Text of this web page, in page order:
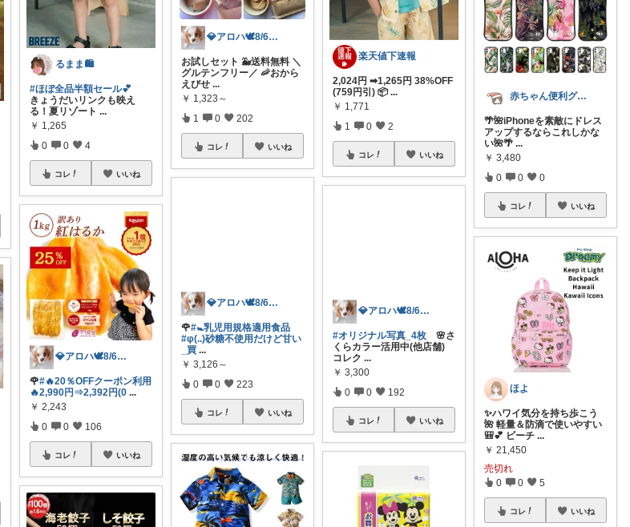
るまま🛍️
#ほぼ全品半額セール💕
きょうだいリンクも映え
る！夏リゾート ...
￥ 1,265
0 0 4
コレ いいね
💎アロハ🕊️8/6ありがと✨無添加
🌹#🔥20％OFFクーポン利用
🔥2,990円⇒2,392円(0 ...
￥ 2,243
0 0 106
コレ いいね
💎アロハ🕊️8/6ありがと✨無添加
お試しセット 🐳送料無料 ＼
グルテンフリー／ 🦐おから
えびせ ...
￥ 1,323～
1 0 202
コレ いいね
💎アロハ🕊️8/6ありがと✨無添加
🌹 #🚼乳児用規格適用食品
#φ(..)砂糖不使用だけど甘い
_買 ...
0 0
コレ いいね
楽天値下速報
2,024円 ➡1,265円 38%OFF
(759円引) 📦...
￥ 1,771
1 0 2
コレ いいね
💎アロハ🕊️8/6ありがと✨無添加
#オリジナル写真_4枚
くらカラー活用中(他店舗)
￥ 3,300
0 0
赤ちゃん便利グッズ♡
🌴🌺iPhoneを素敵にドレス
アップするならこれしかな
い🌺🌴...
￥ 3,480
0 0 0
コレ いいね
ほよ
✨ハワイ気分を持ち歩こう
🌺 軽量＆防滴で使いやすい
🎒💕 ビーチ ...
￥ 21,450
売切れ
0 0 5
コレ いいね